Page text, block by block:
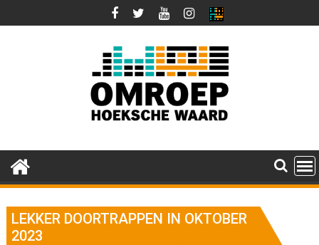
naar
LEKKER DOORTRAPPEN IN OKTOBER
2023